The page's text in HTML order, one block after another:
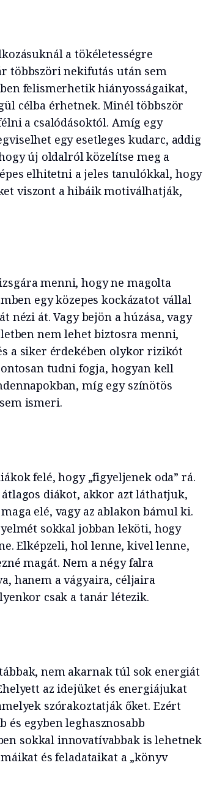
a tökéletességre
többszöri nekifutás után sem
felismerhetik hiányosságaikat,
célba érhetnek. Minél többször
a csalódásoktól. Amíg egy
egy esetleges kudarc, addig
új oldalról közelítse meg a
elhitetni a jeles tanulókkal, hogy
viszont a hibáik motiválhatják,
menni, hogy ne magolta
egy közepes kockázatot vállal
nézi át. Vagy bejön a húzása, vagy
nem lehet biztosra menni,
a siker érdekében olykor rizikót
tudni fogja, hogyan kell
míg egy színötös
ismeri.
felé, hogy „figyeljenek oda” rá.
diákot, akkor azt láthatjuk,
elé, vagy az ablakon bámul ki.
sokkal jobban leköti, hogy
Elképzeli, hol lenne, kivel lenne,
magát. Nem a négy falra
hanem a vágyaira, céljaira
csak a tanár létezik.
nem akarnak túl sok energiát
az idejüket és energiájukat
szórakoztatják őket. Ezért
és egyben leghasznosabb
sokkal innovatívabbak is lehetnek
és feladataikat a „könyv